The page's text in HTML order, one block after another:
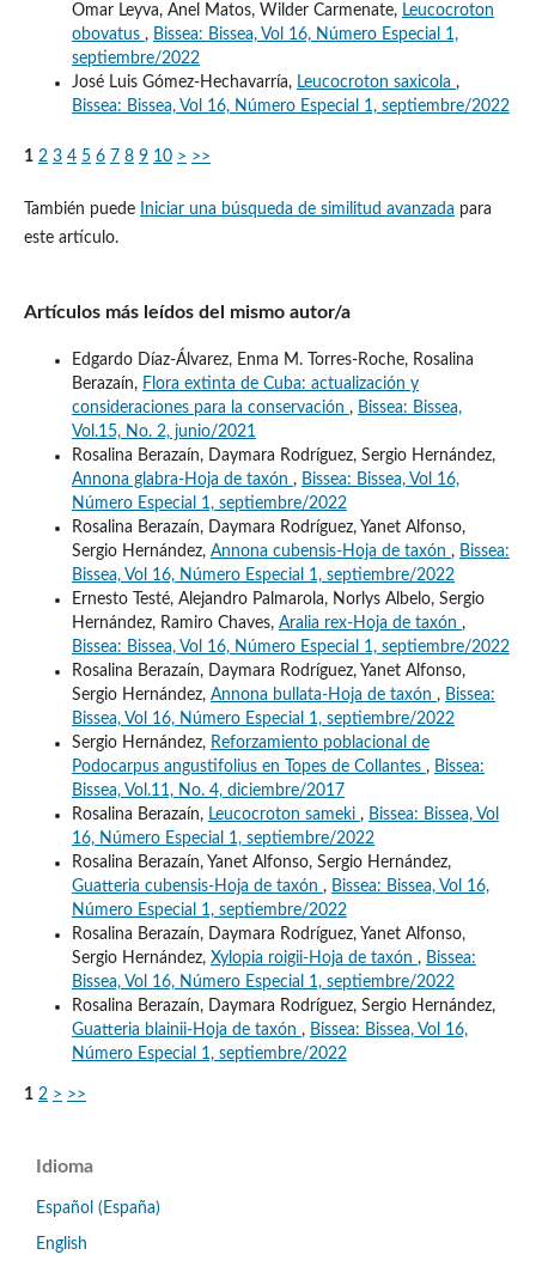
Omar Leyva, Anel Matos, Wilder Carmenate, Leucocroton
obovatus , Bissea: Bissea, Vol 16, Número Especial 1,
septiembre/2022
José Luis Gómez-Hechavarría, Leucocroton saxicola ,
Bissea: Bissea, Vol 16, Número Especial 1, septiembre/2022
1 2 3 4 5 6 7 8 9 10 > >>
También puede Iniciar una búsqueda de similitud avanzada para
este artículo.
Artículos más leídos del mismo autor/a
Edgardo Díaz-Álvarez, Enma M. Torres-Roche, Rosalina
Berazaín, Flora extinta de Cuba: actualización y
consideraciones para la conservación , Bissea: Bissea,
Vol.15, No. 2, junio/2021
Rosalina Berazaín, Daymara Rodríguez, Sergio Hernández,
Annona glabra-Hoja de taxón , Bissea: Bissea, Vol 16,
Número Especial 1, septiembre/2022
Rosalina Berazaín, Daymara Rodríguez, Yanet Alfonso,
Sergio Hernández, Annona cubensis-Hoja de taxón , Bissea:
Bissea, Vol 16, Número Especial 1, septiembre/2022
Ernesto Testé, Alejandro Palmarola, Norlys Albelo, Sergio
Hernández, Ramiro Chaves, Aralia rex-Hoja de taxón ,
Bissea: Bissea, Vol 16, Número Especial 1, septiembre/2022
Rosalina Berazaín, Daymara Rodríguez, Yanet Alfonso,
Sergio Hernández, Annona bullata-Hoja de taxón , Bissea:
Bissea, Vol 16, Número Especial 1, septiembre/2022
Sergio Hernández, Reforzamiento poblacional de
Podocarpus angustifolius en Topes de Collantes , Bissea:
Bissea, Vol.11, No. 4, diciembre/2017
Rosalina Berazaín, Leucocroton sameki , Bissea: Bissea, Vol
16, Número Especial 1, septiembre/2022
Rosalina Berazaín, Yanet Alfonso, Sergio Hernández,
Guatteria cubensis-Hoja de taxón , Bissea: Bissea, Vol 16,
Número Especial 1, septiembre/2022
Rosalina Berazaín, Daymara Rodríguez, Yanet Alfonso,
Sergio Hernández, Xylopia roigii-Hoja de taxón , Bissea:
Bissea, Vol 16, Número Especial 1, septiembre/2022
Rosalina Berazaín, Daymara Rodríguez, Sergio Hernández,
Guatteria blainii-Hoja de taxón , Bissea: Bissea, Vol 16,
Número Especial 1, septiembre/2022
1 2 > >>
Idioma
Español (España)
English